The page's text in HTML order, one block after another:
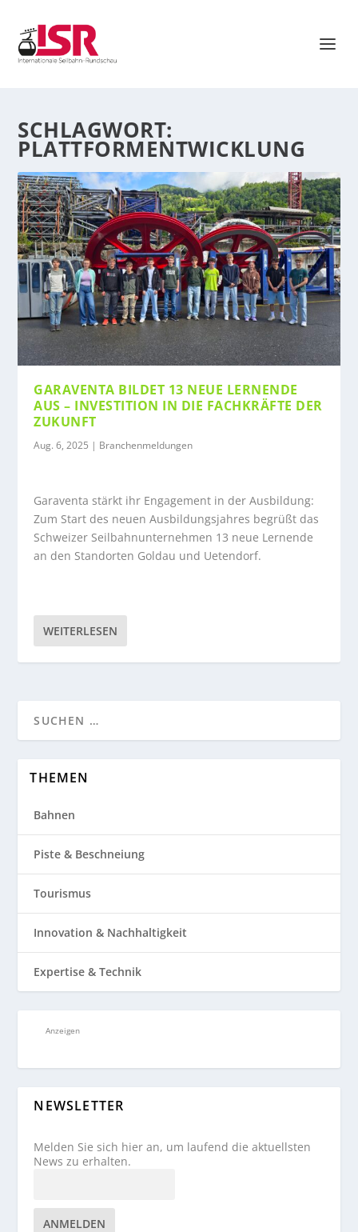
SCHLAGWORT:
PLATTFORMENTWICKLUNG
GARAVENTA BILDET 13 NEUE LERNENDE
AUS – INVESTITION IN DIE FACHKRÄFTE DER
ZUKUNFT
Aug. 6, 2025 | Branchenmeldungen
Garaventa stärkt ihr Engagement in der Ausbildung:
Zum Start des neuen Ausbildungsjahres begrüßt das
Schweizer Seilbahnunternehmen 13 neue Lernende
an den Standorten Goldau und Uetendorf.
WEITERLESEN
THEMEN
Bahnen
Piste & Beschneiung
Tourismus
Innovation & Nachhaltigkeit
Expertise & Technik
Anzeigen
NEWSLETTER
Melden Sie sich hier an, um laufend die aktuellsten
News zu erhalten.
ANMELDEN